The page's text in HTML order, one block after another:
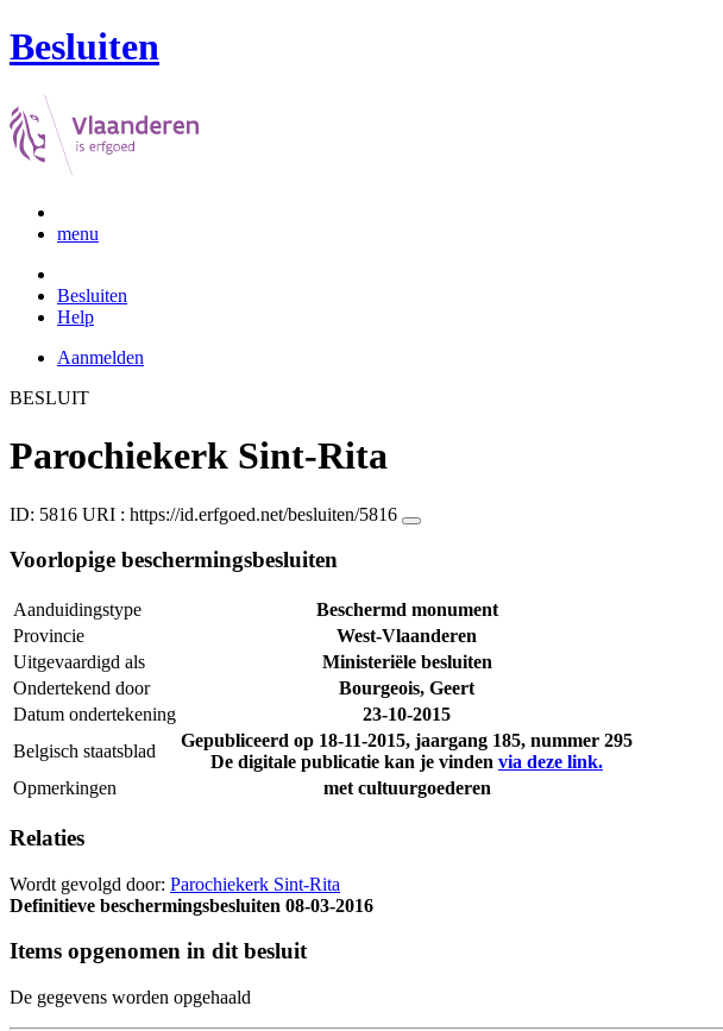
Besluiten
menu
Besluiten
Help
Aanmelden
BESLUIT
Parochiekerk Sint-Rita
ID: 5816 URI : https://id.erfgoed.net/besluiten/5816
Voorlopige beschermingsbesluiten
Aanduidingstype
Beschermd monument
Provincie
West-Vlaanderen
Uitgevaardigd als
Ministeriële besluiten
Ondertekend door
Bourgeois, Geert
Datum ondertekening
23-10-2015
Belgisch staatsblad
Gepubliceerd op 18-11-2015, jaargang 185, nummer 295
De digitale publicatie kan je vinden via deze link.
Opmerkingen
met cultuurgoederen
Relaties
Wordt gevolgd door: Parochiekerk Sint-Rita
Definitieve beschermingsbesluiten 08-03-2016
Items opgenomen in dit besluit
De gegevens worden opgehaald